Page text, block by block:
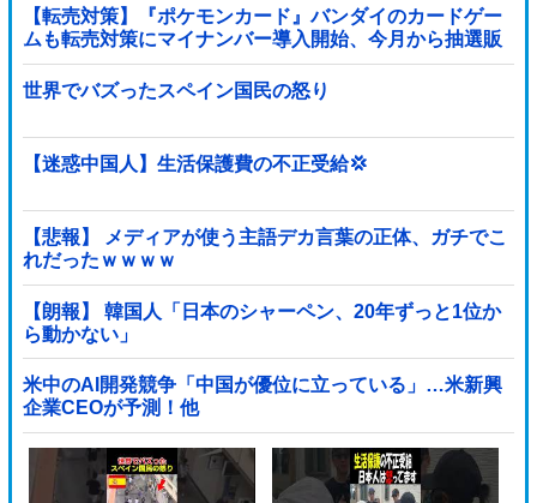
【転売対策】『ポケモンカード』バンダイのカードゲー
ムも転売対策にマイナンバー導入開始、今月から抽選販
売に本人認証、公式大会にも「効果バツグン」
世界でバズったスペイン国民の怒り
【迷惑中国人】生活保護費の不正受給💢
【悲報】 メディアが使う主語デカ言葉の正体、ガチでこ
れだったｗｗｗｗ
【朗報】 韓国人「日本のシャーペン、20年ずっと1位か
ら動かない」
米中のAI開発競争「中国が優位に立っている」…米新興
企業CEOが予測！他